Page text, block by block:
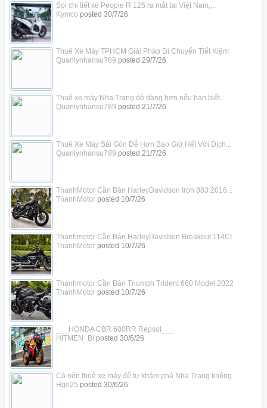
Soi chi tiết xe People R 125 ra mắt tại Việt Nam,...
Kymco posted 30/7/26
Thuê Xe Máy TPHCM Giải Pháp Di Chuyển Tiết Kiệm
Quanlynhansu789 posted 29/7/26
Thuê xe máy Nha Trang dễ dàng hơn nếu bạn biết...
Quanlynhansu789 posted 21/7/26
Thuê Xe Máy Sài Gòn Dễ Hơn Bao Giờ Hết Với Dịch...
Quanlynhansu789 posted 21/7/26
ThanhMotor Cần Bán HarleyDavidson Iron 883 2016...
ThanhMotorposted 10/7/26
Thanhmotor Cần Bán HarleyDavidson Breakout 114CI
ThanhMotorposted 10/7/26
Thanhmotor Cần Bán Triumph Trident 660 Model 2022
ThanhMotorposted 10/7/26
___HONDA CBR 600RR Repsol___
HITMEN_Bi posted 30/6/26
Có nên thuê xe máy để tự khám phá Nha Trang không
Hgo25 posted 30/6/26